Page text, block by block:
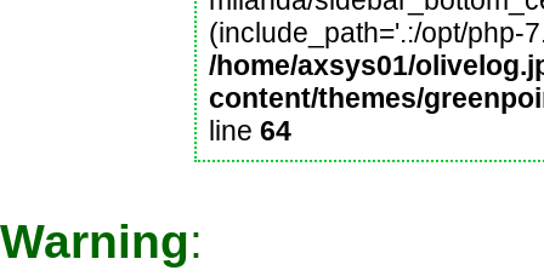
(include_path='.:/opt/php-
/home/axsys01/
content/themes/
line 64
Warning: